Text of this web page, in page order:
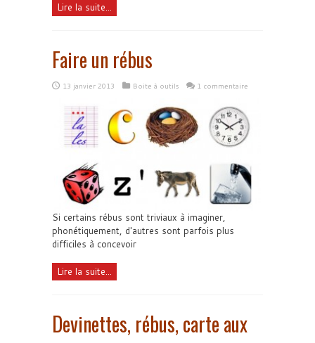
Lire la suite...
Faire un rébus
13 janvier 2013 Boite à outils 1 commentaire
Si certains rébus sont triviaux à imaginer,
phonétiquement, d'autres sont parfois plus
difficiles à concevoir
Lire la suite...
Devinettes, rébus, carte aux